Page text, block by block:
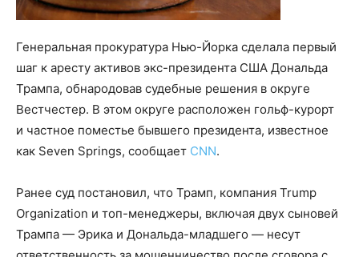
Генеральная прокуратура Нью-Йорка сделала первый
шаг к аресту активов экс-президента США Дональда
Трампа, обнародовав судебные решения в округе
Вестчестер. В этом округе расположен гольф-курорт
и частное поместье бывшего президента, известное
как Seven Springs, сообщает CNN.
Ранее суд постановил, что Трамп, компания Trump
Organization и топ-менеджеры, включая двух сыновей
Трампа — Эрика и Дональда-младшего — несут